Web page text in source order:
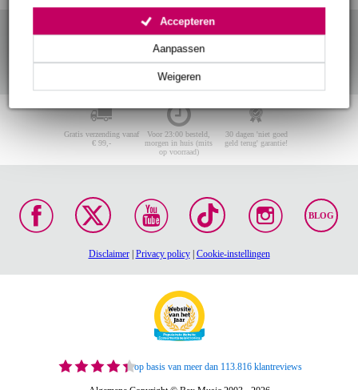
Weigeren
Aanpassen
Accepteren
Gratis verzending vanaf
€ 99,-
Voor 23:00 besteld,
morgen in huis (mits
op voorraad)
30 dagen 'niet goed
geld terug' garantie!
BLOG
Disclaimer| Privacy policy| Cookie-instellingen
op basis van meer dan 113.816 klantreviews